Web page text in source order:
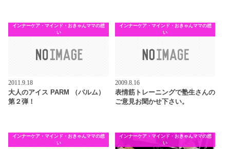
インナーケア・マインド・おきゃんママの想
い
2011.9.18
大人のアイス PARM （パルム）
第２弾！
インナーケア・マインド・おきゃんママの想
い
2009.8.16
表情筋トレーニングで塾生さんの
ご意見お聞かせ下さい。
インナーケア・マインド・おきゃんママの想
い
インナーケア・マインド・おきゃんママの想
い